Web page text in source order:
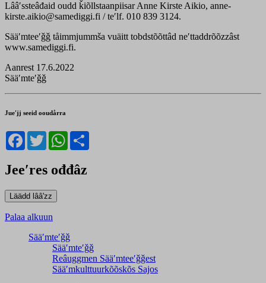
Lââʹssteâđaid oudd ǩiõllstaanpiisar Anne Kirste Aikio, anne-
kirste.aikio@samediggi.fi / teʹlf. 010 839 3124.
Sääʹmteeʹǧǧ tåimmjummša vuäitt tobdstõõttâd neʹttaddrõõzzâst
www.samediggi.fi.
Aanrest 17.6.2022
Sääʹmteʹǧǧ
Jueʹjj seeid ooudårra
Facebook
TwitterWhatsApp
Jeeʹres ođđâz
Palaa alkuun
Sääʹmteʹǧǧ
Sääʹmteʹǧǧ
Reâuggmen Sääʹmteeʹǧǧest
Sääʹmkulttuurkõõskõs Sajos